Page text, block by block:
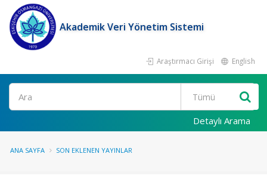
Akademik Veri Yönetim Sistemi
Araştırmacı Girişi English
Ara
Detaylı Arama
ANA SAYFA SON EKLENEN YAYINLAR